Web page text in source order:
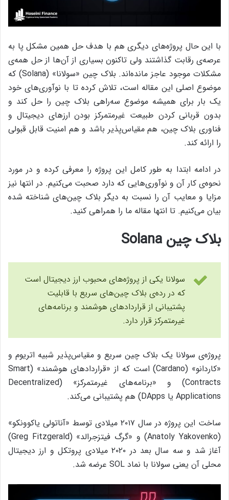
با این حال پروژه‌های دیگری هم با هدف حل همین مشکل پا به
عرصه‌ی رقابت گذاشتند ولی تاکنون بسیاری از آن‌ها از حل همه‌ی
مشکلات موجود عاجز مانده‌اند. بلاک چین «سولانا» (Solana) که
موضوع اصلی این مقاله است، تلاش کرده تا با نوآوری‌های خود
یک بار برای همیشه موضوع سه‌راهی بلاک چین را حل کند و
بدون قربانی کردن طبیعت غیرمتمرکز بودن ارزهای دیجیتال و
فناوری بلاک چین، هم مقیاس‌پذیر باشد و هم امنیت قابل قبولی
را ارائه کند.
در ادامه ابتدا به طور کامل این پروژه را معرفی کرده و در مورد
نحوه‌ی کار آن و نوآوری‌هایی که دارد صحبت می‌کنیم. در انتها نیز
مزایا و معایب آن را نسبت به دیگر بلاک چین‌های شناخته شده
بیان می‌کنیم. تا انتها مقاله ما را همراهی کنید.
بلاک چین Solana
سولانا یکی از پروژه‌های محبوب ارز دیجیتال است
که در رده‌ی بلاک چین‌های سریع با قابلیت
پشتیبانی از قراردادهای هوشمند و برنامه‌های
غیرمتمرکز قرار دارد.
پروژه‌ی سولانا یک بلاک چین سریع و مقیاس‌پذیر شبیه اتریوم و
«کاردانو» (Cardano) است که از «قراردادهای هوشمند» (Smart
Contracts) و «برنامه‌های غیرمتمرکز» (Decentralized
Applications یا DApps) هم پشتیبانی می‌کند.
ساخت این پروژه در سال ۲۰۱۷ میلادی توسط «آناتولی یاکوونکو»
(Anatoly Yakovenko) و «گرگ فیتزجرالد» (Greg Fitzgerald)
آغاز شد و سه سال بعد در ۲۰۲۰ میلادی پروتکل و ارز دیجیتال
محلی آن یعنی سولانا با نماد SOL عرضه شد.